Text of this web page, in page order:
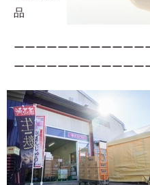
品
ーーーーーーーーーーーー
ーーーーーーーーーーーー